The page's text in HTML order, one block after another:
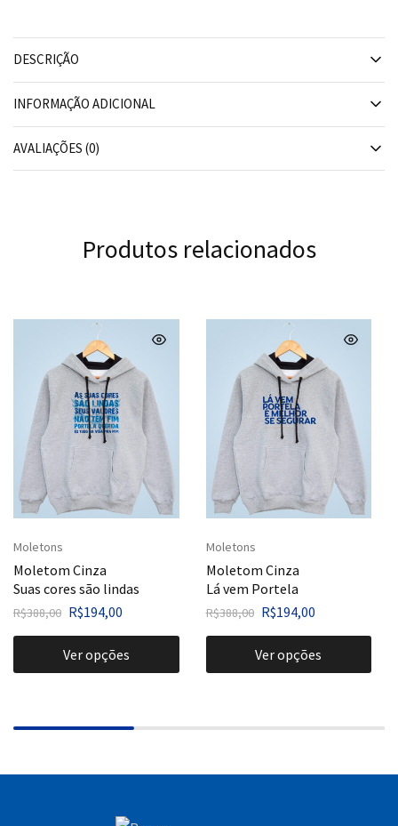
DESCRIÇÃO
INFORMAÇÃO ADICIONAL
AVALIAÇÕES (0)
Produtos relacionados
Moletons
Moletom Cinza
Suas cores são lindas
R$388,00 R$194,00
Ver opções
Moletons
Moletom Cinza
Lá vem Portela
R$388,00 R$194,00
Ver opções